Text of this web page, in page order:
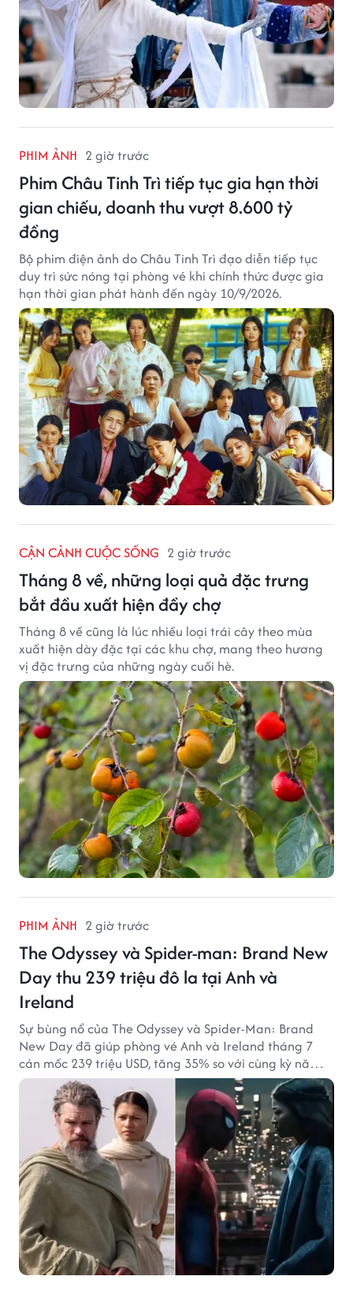
PHIM ẢNH 2 giờ trước
Phim Châu Tinh Trì tiếp tục gia hạn thời
gian chiếu, doanh thu vượt 8.600 tỷ
đồng
Bộ phim điện ảnh do Châu Tinh Trì đạo diễn tiếp tục
duy trì sức nóng tại phòng vé khi chính thức được gia
hạn thời gian phát hành đến ngày 10/9/2026.
CẬN CẢNH CUỘC SỐNG 2 giờ trước
Tháng 8 về, những loại quả đặc trưng
bắt đầu xuất hiện đầy chợ
Tháng 8 về cũng là lúc nhiều loại trái cây theo mùa
xuất hiện dày đặc tại các khu chợ, mang theo hương
vị đặc trưng của những ngày cuối hè.
PHIM ẢNH 2 giờ trước
The Odyssey và Spider-man: Brand New
Day thu 239 triệu đô la tại Anh và
Ireland
Sự bùng nổ của The Odyssey và Spider-Man: Brand
New Day đã giúp phòng vé Anh và Ireland tháng 7
cán mốc 239 triệu USD, tăng 35% so với cùng kỳ năm
ngoái.